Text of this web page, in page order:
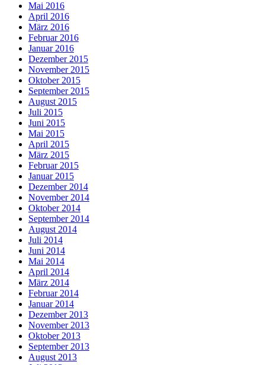
Mai 2016
April 2016
März 2016
Februar 2016
Januar 2016
Dezember 2015
November 2015
Oktober 2015
September 2015
August 2015
Juli 2015
Juni 2015
Mai 2015
April 2015
März 2015
Februar 2015
Januar 2015
Dezember 2014
November 2014
Oktober 2014
September 2014
August 2014
Juli 2014
Juni 2014
Mai 2014
April 2014
März 2014
Februar 2014
Januar 2014
Dezember 2013
November 2013
Oktober 2013
September 2013
August 2013